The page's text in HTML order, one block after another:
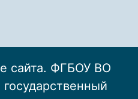
сайта. ФГБОУ ВО